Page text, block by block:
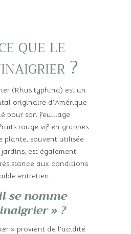
que le
?
(Rhus typhina) est un
originaire d’Amérique
pour son feuillage
rouge vif en grappes
plante, souvent utilisée
est également
aux conditions
entretien.
se nomme
» ?
» provient de l’acidité